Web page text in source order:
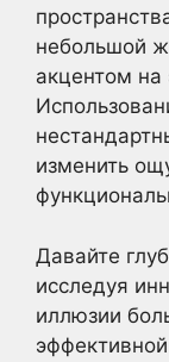
небольшой
акцентом на
изменить
Давайте
исследуя
иллюзии